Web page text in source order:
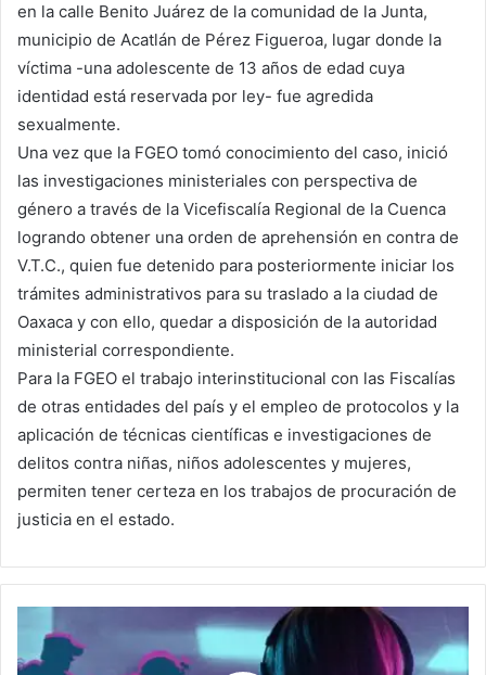
en la calle Benito Juárez de la comunidad de la Junta,
municipio de Acatlán de Pérez Figueroa, lugar donde la
víctima -una adolescente de 13 años de edad cuya
identidad está reservada por ley- fue agredida
sexualmente.
Una vez que la FGEO tomó conocimiento del caso, inició
las investigaciones ministeriales con perspectiva de
género a través de la Vicefiscalía Regional de la Cuenca
logrando obtener una orden de aprehensión en contra de
V.T.C., quien fue detenido para posteriormente iniciar los
trámites administrativos para su traslado a la ciudad de
Oaxaca y con ello, quedar a disposición de la autoridad
ministerial correspondiente.
Para la FGEO el trabajo interinstitucional con las Fiscalías
de otras entidades del país y el empleo de protocolos y la
aplicación de técnicas científicas e investigaciones de
delitos contra niñas, niños adolescentes y mujeres,
permiten tener certeza en los trabajos de procuración de
justicia en el estado.